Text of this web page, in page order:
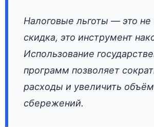
Налоговые льготы — это не
скидка, это инструмент
Использование
программ позволяет
расходы и увеличить объём
сбережений.